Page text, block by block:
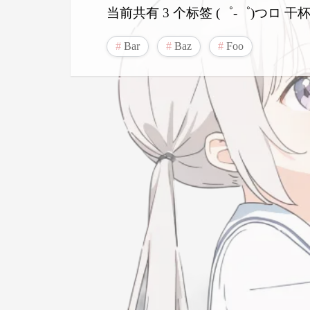
当前共有 3 个标签 (゜-゜)つロ 干
Bar Baz Foo